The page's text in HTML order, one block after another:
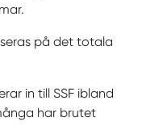
på det totala
in till SSF ibland
har brutet